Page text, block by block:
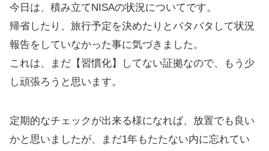
今日は、積み立てNISAの状況についてです。
帰省したり、旅行予定を決めたりとバタバタして状況
報告をしていなかった事に気づきました。
これは、まだ【習慣化】してない証拠なので、もう少
し頑張ろうと思います。
定期的なチェックが出来る様になれば、放置でも良い
かと思いましたが、まだ1年もたたない内に忘れてい